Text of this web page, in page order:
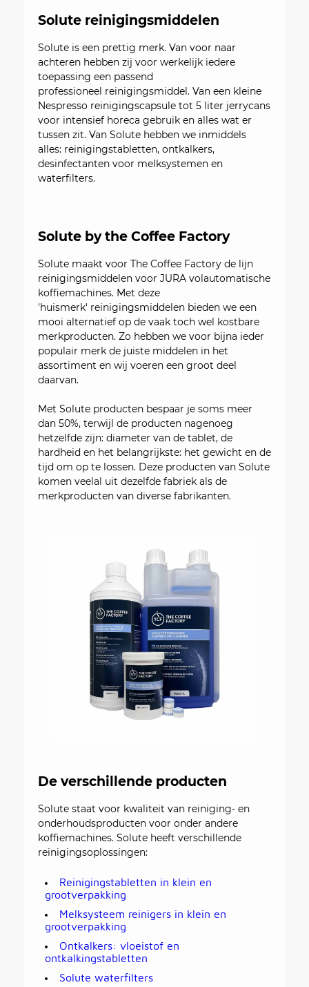
Solute reinigingsmiddelen
Solute is een prettig merk. Van voor naar
achteren hebben zij voor werkelijk iedere
toepassing een passend
professioneel reinigingsmiddel. Van een kleine
Nespresso reinigingscapsule tot 5 liter jerrycans
voor intensief horeca gebruik en alles wat er
tussen zit. Van Solute hebben we inmiddels
alles: reinigingstabletten, ontkalkers,
desinfectanten voor melksystemen en
waterfilters.
Solute by the Coffee Factory
Solute maakt voor The Coffee Factory de lijn
reinigingsmiddelen voor JURA volautomatische
koffiemachines. Met deze
'huismerk' reinigingsmiddelen bieden we een
mooi alternatief op de vaak toch wel kostbare
merkproducten. Zo hebben we voor bijna ieder
populair merk de juiste middelen in het
assortiment en wij voeren een groot deel
daarvan.
Met Solute producten bespaar je soms meer
dan 50%, terwijl de producten nagenoeg
hetzelfde zijn: diameter van de tablet, de
hardheid en het belangrijkste: het gewicht en de
tijd om op te lossen. Deze producten van Solute
komen veelal uit dezelfde fabriek als de
merkproducten van diverse fabrikanten.
De verschillende producten
Solute staat voor kwaliteit van reiniging- en
onderhoudsproducten voor onder andere
koffiemachines. Solute heeft verschillende
reinigingsoplossingen:
Reinigingstabletten in klein en
grootverpakking
Melksysteem reinigers in klein en
grootverpakking
Ontkalkers: vloeistof en
ontkalkingstabletten
Solute waterfilters